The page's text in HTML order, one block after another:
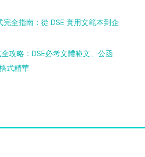
全指南：從 DSE 實用文範本到企
攻略：DSE必考文體範文、公函
式精華